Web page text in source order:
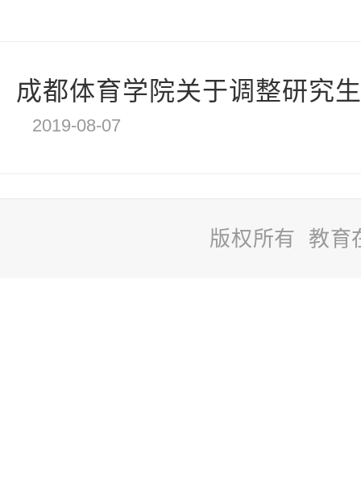
成都体育学院关于调整研究
2019-08-07
版权所有 教育